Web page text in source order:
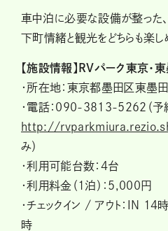
車中泊に必要な設備が整った
下町情緒と観光をどちらも楽し
【施設情報】RVパーク東京・
・所在地：東京都墨田区東
・電話：090-3813-5262（
http://
み）
・利用可能台数：4台
・利用料金（1泊）：5,000円
・チェックイン / アウト：IN
時